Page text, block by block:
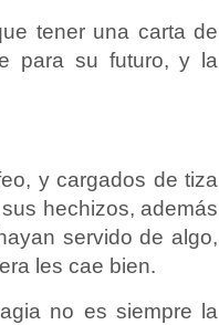
tener una carta de
para su futuro, y la
y cargados de tiza
hechizos, además
servido de algo,
les cae bien.
no es siempre la